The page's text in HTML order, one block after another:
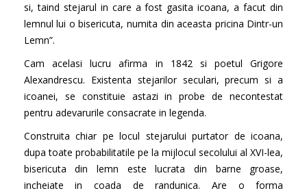
si, taind stejarul in care a fost gasita icoana, a facut din
lemnul lui o bisericuta, numita din aceasta pricina Dintr-un
Lemn”.
Cam acelasi lucru afirma in 1842 si poetul Grigore
Alexandrescu. Existenta stejarilor seculari, precum si a
icoanei, se constituie astazi in probe de necontestat
pentru adevarurile consacrate in legenda.
Construita chiar pe locul stejarului purtator de icoana,
dupa toate probabilitatile pe la mijlocul secolului al XVI-lea,
bisericuta din lemn este lucrata din barne groase,
incheiate in coada de randunica. Are o forma